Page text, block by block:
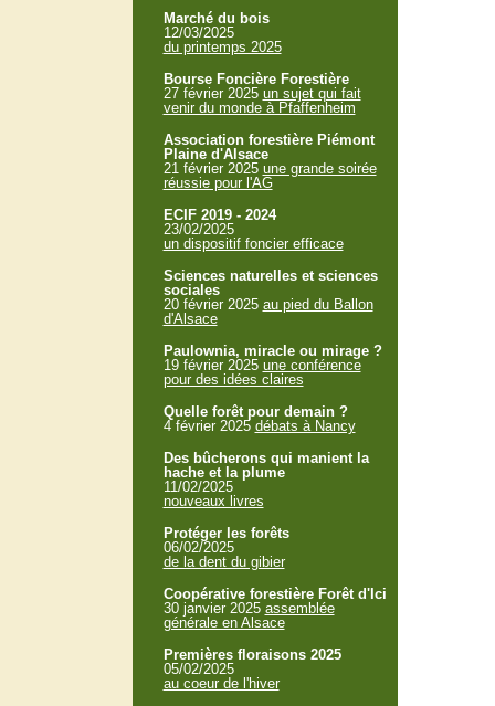
Marché du bois
12/03/2025
du printemps 2025
Bourse Foncière Forestière
27 février 2025 un sujet qui fait
venir du monde à Pfaffenheim
Association forestière Piémont
Plaine d'Alsace
21 février 2025 une grande soirée
réussie pour l'AG
ECIF 2019 - 2024
23/02/2025
un dispositif foncier efficace
Sciences naturelles et sciences
sociales
20 février 2025 au pied du Ballon
d'Alsace
Paulownia, miracle ou mirage ?
19 février 2025 une conférence
pour des idées claires
Quelle forêt pour demain ?
4 février 2025 débats à Nancy
Des bûcherons qui manient la
hache et la plume
11/02/2025
nouveaux livres
Protéger les forêts
06/02/2025
de la dent du gibier
Coopérative forestière Forêt d'Ici
30 janvier 2025 assemblée
générale en Alsace
Premières floraisons 2025
05/02/2025
au coeur de l'hiver